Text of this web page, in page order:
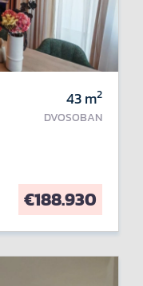
43m2
DVOSOBAN
€188.930